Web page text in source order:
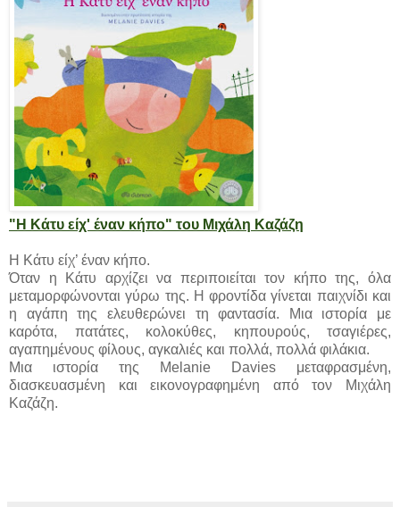
"Η Κάτυ είχ' έναν κήπο" του Μιχάλη Καζάζη
Η Κάτυ είχ’ έναν κήπο.
Όταν η Κάτυ αρχίζει να περιποιείται τον κήπο της, όλα
μεταμορφώνονται γύρω της. Η φροντίδα γίνεται παιχνίδι και
η αγάπη της ελευθερώνει τη φαντασία. Μια ιστορία με
καρότα, πατάτες, κολοκύθες, κηπουρούς, τσαγιέρες,
αγαπημένους φίλους, αγκαλιές και πολλά, πολλά φιλάκια.
Μια ιστορία της Melanie Davies μεταφρασμένη,
διασκευασμένη και εικονογραφημένη από τον Μιχάλη
Καζάζη.